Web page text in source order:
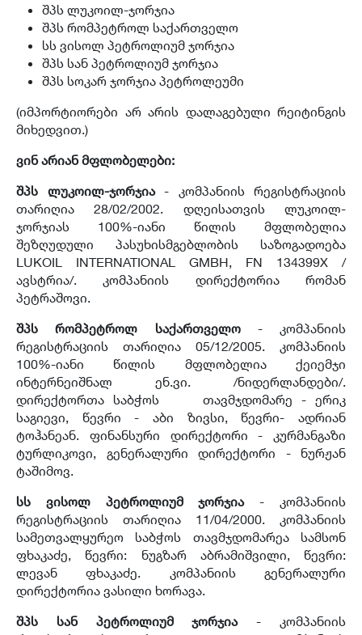
შპს ლუკოილ-ჯორჯია
შპს რომპეტროლ საქართველო
სს ვისოლ პეტროლიუმ ჯორჯია
შპს სან პეტროლიუმ ჯორჯია
შპს სოკარ ჯორჯია პეტროლეუმი
(იმპორტიორები არ არის დალაგებული რეიტინგის
მიხედვით.)
ვინ არიან მფლობელები:
შპს ლუკოილ-ჯორჯია- კომპანიის რეგისტრაციის
თარიღია 28/02/2002. დღეისათვის ლუკოილ-
ჯორჯიას 100%-იანი წილის მფლობელია
შეზღუდული პასუხისმგებლობის საზოგადოება
LUKOIL INTERNATIONAL GMBH, FN 134399X /
ავსტრია/. კომპანიის დირექტორია რომან
პეტრაშოვი.
შპს რომპეტროლ საქართველო- კომპანიის
რეგისტრაციის თარიღია 05/12/2005. კომპანიის
100%-იანი წილის მფლობელია ქეიემჯი
ინტერნეიშნალ ენ.ვი. /ნიდერლანდები/.
დირექტორთა საბჭოს თავმჯდომარე - ერიკ
საგიევი, წევრი - აბი ზივსი, წევრი- ადრიან
ტოჰანეან. ფინანსური დირექტორი - კურმანგაზი
ტურლიკოვი, გენერალური დირექტორი - ნურჟან
ტაშიმოვ.
სს ვისოლ პეტროლიუმ ჯორჯია- კომპანიის
რეგისტრაციის თარიღია 11/04/2000. კომპანიის
სამეთვალყურეო საბჭოს თავმჯდომარეა სამსონ
ფხაკაძე, წევრი: ნუგზარ აბრამიშვილი, წევრი:
ლევან ფხაკაძე. კომპანიის გენერალური
დირექტორია ვასილი ხორავა.
შპს სან პეტროლიუმ ჯორჯია- კომპანიის